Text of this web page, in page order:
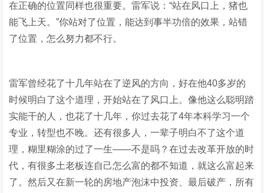
在正确的位置同样也很重要。雷军说：“站在风口上，猪也
能飞上天。”你站对了位置，能达到事半功倍的效果，站错
了位置，怎么努力都不行。
雷军曾经花了十几年站在了逆风的方向，好在他40多岁的
时候明白了这个道理，开始站在了风口上。像他这么聪明踏
实能干的人，也花了十几年，你过去花了4年本科学习一个
专业，转型也不晚。还有很多人，一辈子明白不了这个道
理，糊里糊涂的过了一生——不是吗？在过去改革开放的时
代，有很多土老板连自己怎么富的都不知道，就这么富起来
了。然后又在新一轮的房地产泡沫中投资、最后破产，所有